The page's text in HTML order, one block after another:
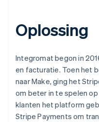
Oplossing
Integromat begon in
en facturatie. Toen het
naar Make, ging het
om beter in te spelen
klanten het platform
Stripe Payments om